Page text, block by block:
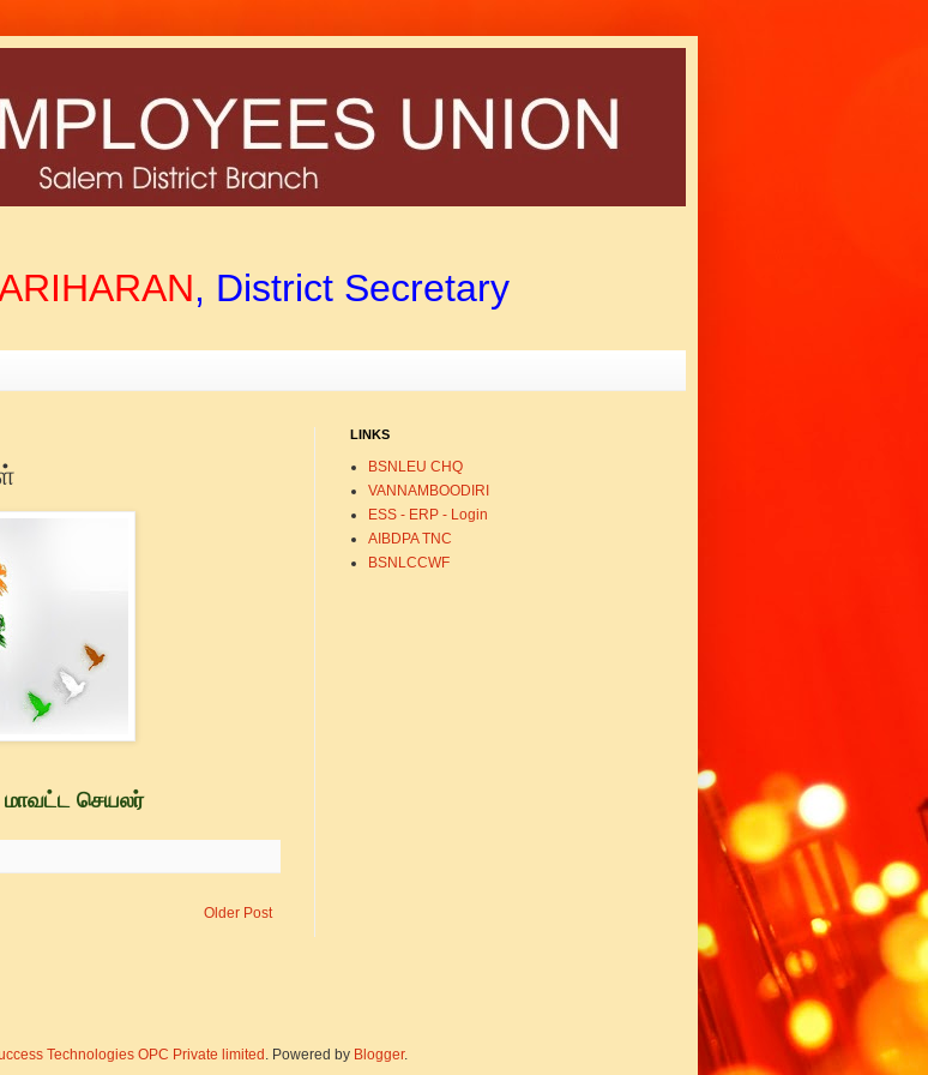
, District Secretary
மாவட்ட செயலர்
Older Post
LINKS
BSNLEU CHQ
VANNAMBOODIRI
ESS - ERP - Login
AIBDPA TNC
BSNLCCWF
Technologies OPC Private limited . Powered by Blogger.